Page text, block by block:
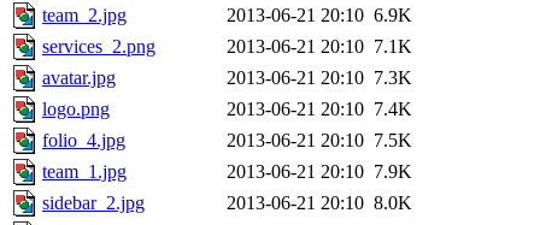
team_2.jpg
2013-06-21 20:10 6.9K
services_2.png
2013-06-21 20:10 7.1K
avatar.jpg
2013-06-21 20:10 7.3K
logo.png
2013-06-21 20:10 7.4K
folio_4.jpg
2013-06-21 20:10 7.5K
team_1.jpg
2013-06-21 20:10 7.9K
sidebar_2.jpg
2013-06-21 20:10 8.0K